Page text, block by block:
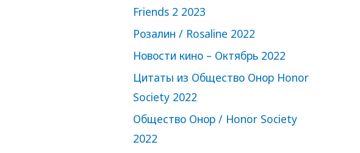
Friends 2 2023
Розалин / Rosaline 2022
Новости кино – Октябрь 2022
Цитаты из Общество Онор Honor
Society 2022
Общество Онор / Honor Society
2022